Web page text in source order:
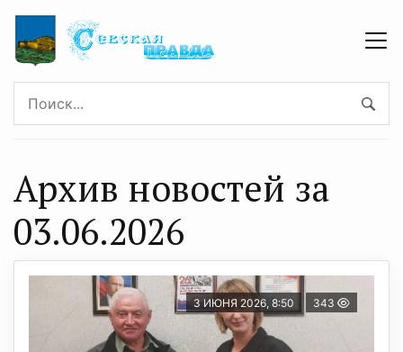
Архив новостей за
03.06.2026
3 ИЮНЯ 2026, 8:50 343